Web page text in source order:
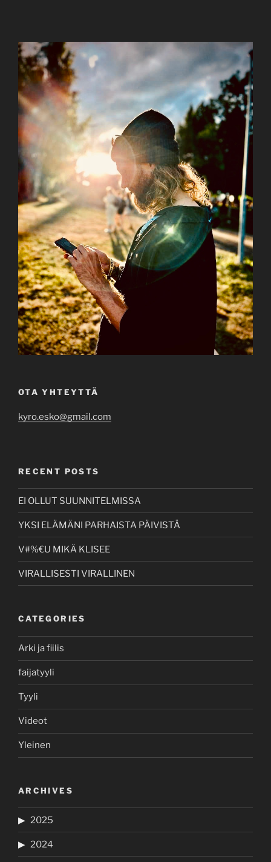
OTA YHTEYTTÄ
kyro.esko@gmail.com
RECENT POSTS
EI OLLUT SUUNNITELMISSA
YKSI ELÄMÄNI PARHAISTA PÄIVISTÄ
V#%€U MIKÄ KLISEE
VIRALLISESTI VIRALLINEN
CATEGORIES
Arki ja fiilis
faijatyyli
Tyyli
Videot
Yleinen
ARCHIVES
2025
2024